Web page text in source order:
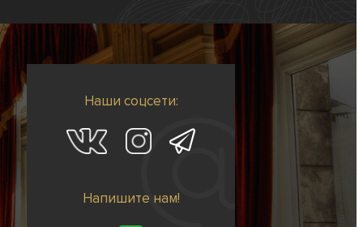
Наши соцсети:
Напишите нам!